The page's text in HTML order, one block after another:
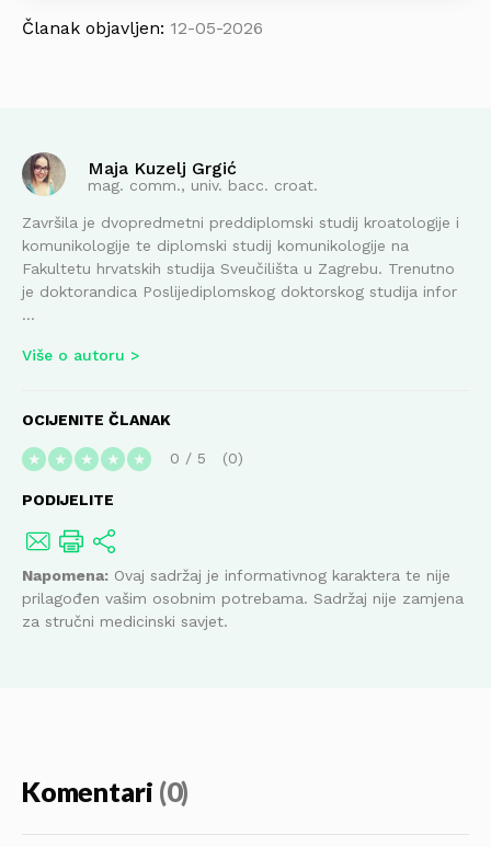
Članak objavljen: 12-05-2026
Maja Kuzelj Grgić
mag. comm., univ. bacc. croat.
Završila je dvopredmetni preddiplomski studij kroatologije i
komunikologije te diplomski studij komunikologije na
Fakultetu hrvatskih studija Sveučilišta u Zagrebu. Trenutno
je doktorandica Poslijediplomskog doktorskog studija infor
...
Više o autoru
OCIJENITE ČLANAK
★ ★ ★ ★ ★ 0 / 5 0
PODIJELITE
Napomena: Ovaj sadržaj je informativnog karaktera te nije
prilagođen vašim osobnim potrebama. Sadržaj nije zamjena
za stručni medicinski savjet.
Komentari (0)